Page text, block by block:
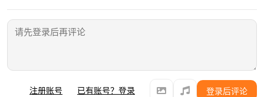
注册账号 已有账号？登录 登录后评论